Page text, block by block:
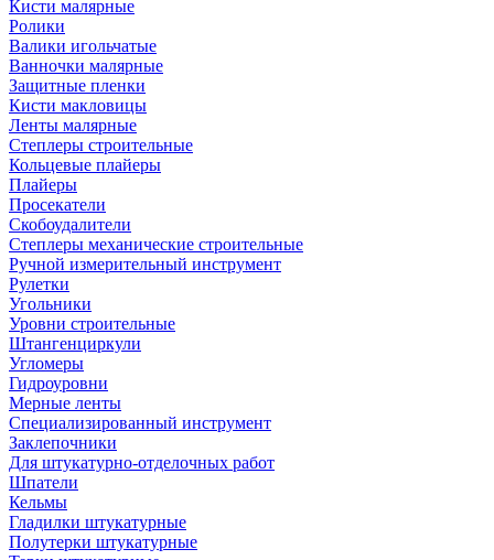
Кисти малярные
Ролики
Валики игольчатые
Ванночки малярные
Защитные пленки
Кисти макловицы
Ленты малярные
Степлеры строительные
Кольцевые плайеры
Плайеры
Просекатели
Скобоудалители
Степлеры механические строительные
Ручной измерительный инструмент
Рулетки
Угольники
Уровни строительные
Штангенциркули
Угломеры
Гидроуровни
Мерные ленты
Специализированный инструмент
Заклепочники
Для штукатурно-отделочных работ
Шпатели
Кельмы
Гладилки штукатурные
Полутерки штукатурные